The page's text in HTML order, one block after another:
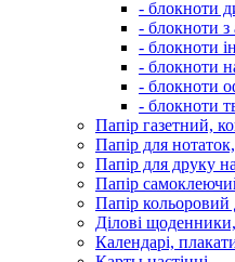
- блокноти
- блокноти з
- блокноти
- блокноти
- блокноти
- блокноти
Папір газетний,
Папір для нотаток,
Папір для друку
Папір
Папір кольоровий
Ділові
Календарі,